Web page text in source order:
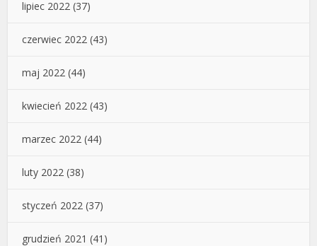
lipiec 2022 (37)
czerwiec 2022 (43)
maj 2022 (44)
kwiecień 2022 (43)
marzec 2022 (44)
luty 2022 (38)
styczeń 2022 (37)
grudzień 2021 (41)